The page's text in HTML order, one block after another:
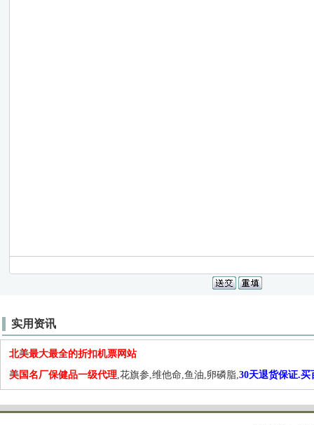
实用资讯
北美最大最全的折扣机票网站
美国名厂保健品一级代理,花旗参,维他命,鱼油,卵磷脂,30天退货保证.买